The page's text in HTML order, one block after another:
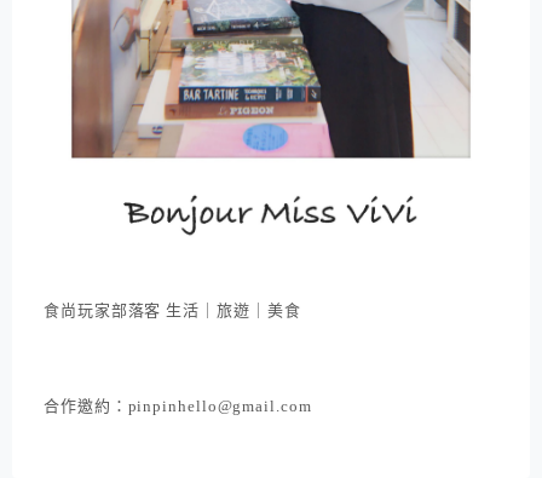
食尚玩家部落客 生活｜旅遊｜美食
合作邀約：pinpinhello@gmail.com